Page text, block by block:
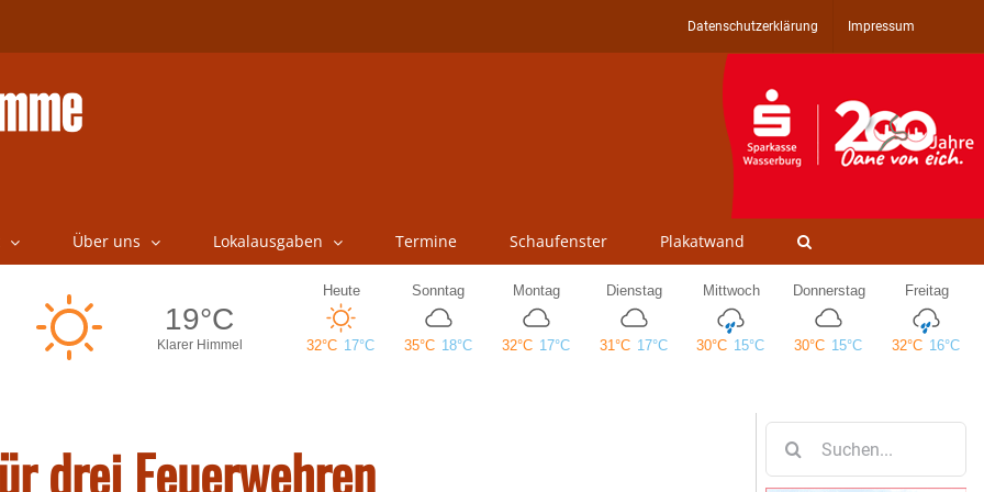
Datenschutzerklärung Impressum
Über uns Lokalausgaben Termine Schaufenster Plakatwand
drei Feuerwehren
nach: